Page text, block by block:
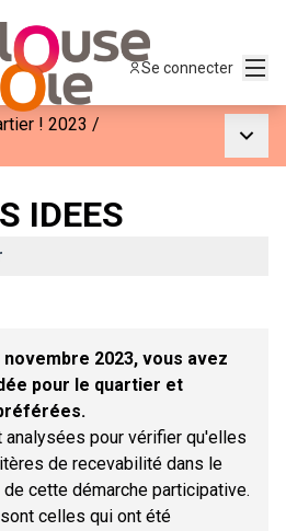
Se connecter
! 2023 /
IDEES
2023, vous avez
pour le quartier et
pour vérifier qu'elles
de recevabilité dans le
externe)
de cette démarche participative.
celles qui ont été